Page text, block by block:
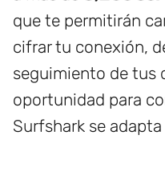
que te permitirán
cifrar tu conexión,
seguimiento de tus
oportunidad para
Surfshark se